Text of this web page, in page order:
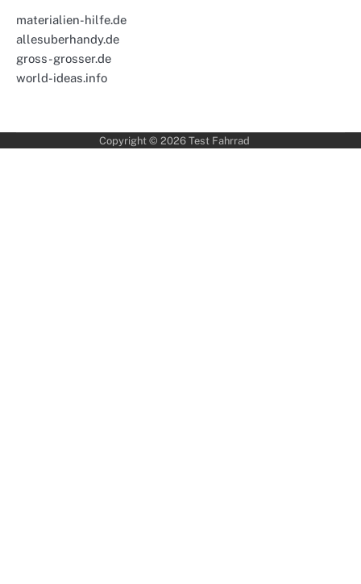
materialien-hilfe.de
allesuberhandy.de
gross-grosser.de
world-ideas.info
Copyright © 2026 Test Fahrrad